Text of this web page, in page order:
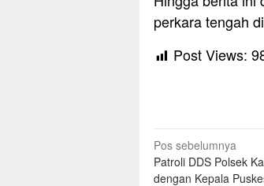
perkara tengah
Post Views:
Navigasi
pos
Pos sebelumnya
Patroli DDS Polsek
dengan Kepala